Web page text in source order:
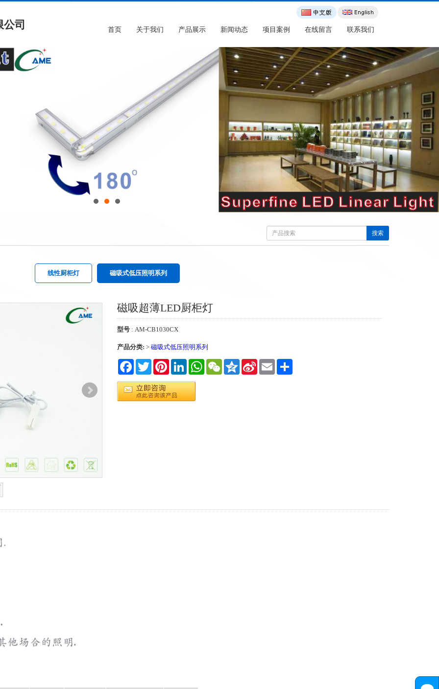
司 首页 关于我们 产品展示 新闻动态 项目案例 在线留言 联系我们
搜索
线性厨柜灯 磁吸式低压照明系列
磁吸超薄LED厨柜灯
型号 : AM-CB1030CX
产品分类: > 磁吸式低压照明系列
FacebookTwitter PinterestLinkedInWhatsAppWeChatQzone Sina
Weibo
Email